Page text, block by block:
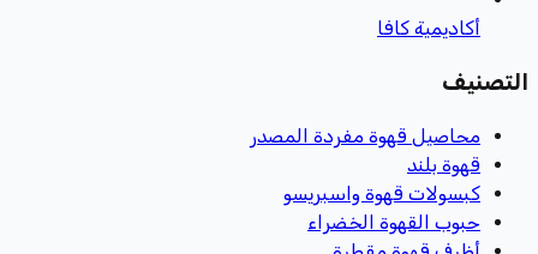
أكاديمية كافا
التصنيف
محاصيل قهوة مفردة المصدر
قهوة بلند
كبسولات قهوة واسبريسو
حبوب القهوة الخضراء